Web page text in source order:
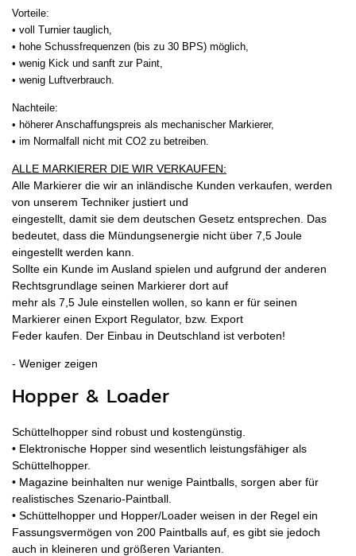
Vorteile:
• voll Turnier tauglich,
• hohe Schussfrequenzen (bis zu 30 BPS) möglich,
• wenig Kick und sanft zur Paint,
• wenig Luftverbrauch.
Nachteile:
• höherer Anschaffungspreis als mechanischer Markierer,
• im Normalfall nicht mit CO2 zu betreiben.
ALLE MARKIERER DIE WIR VERKAUFEN:
Alle Markierer die wir an inländische Kunden verkaufen, werden
von unserem Techniker justiert und
eingestellt, damit sie dem deutschen Gesetz entsprechen. Das
bedeutet, dass die Mündungsenergie nicht über 7,5 Joule
eingestellt werden kann.
Sollte ein Kunde im Ausland spielen und aufgrund der anderen
Rechtsgrundlage seinen Markierer dort auf
mehr als 7,5 Jule einstellen wollen, so kann er für seinen
Markierer einen Export Regulator, bzw. Export
Feder kaufen. Der Einbau in Deutschland ist verboten!
Hopper & Loader
Schüttelhopper sind robust und kostengünstig.
• Elektronische Hopper sind wesentlich leistungsfähiger als
Schüttelhopper.
• Magazine beinhalten nur wenige Paintballs, sorgen aber für
realistisches Szenario-Paintball.
• Schüttelhopper und Hopper/Loader weisen in der Regel ein
Fassungsvermögen von 200 Paintballs auf, es gibt sie jedoch
auch in kleineren und größeren Varianten.